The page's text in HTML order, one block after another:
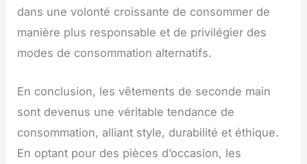
dans une volonté croissante de consommer de
manière plus responsable et de privilégier des
modes de consommation alternatifs.
En conclusion, les vêtements de seconde main
sont devenus une véritable tendance de
consommation, alliant style, durabilité et éthique.
En optant pour des pièces d’occasion, les